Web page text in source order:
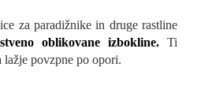
za paradižnike in druge rastline
oblikovane izbokline.Ti
lažje povzpne po opori.